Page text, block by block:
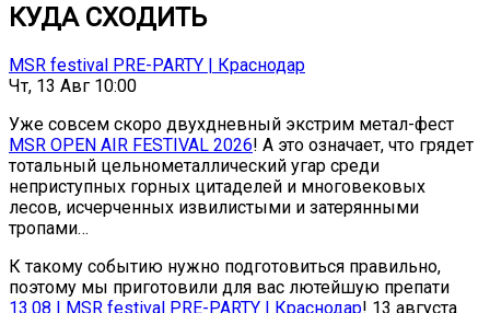
КУДА СХОДИТЬ
MSR festival PRE-PARTY | Краснодар
Чт, 13 Авг 10:00
Уже совсем скоро двухдневный экстрим метал-фест
MSR OPEN AIR FESTIVAL 2026! А это означает, что грядет
тотальный цельнометаллический угар среди
неприступных горных цитаделей и многовековых
лесов, исчерченных извилистыми и затерянными
тропами…
К такому событию нужно подготовиться правильно,
поэтому мы приготовили для вас лютейшую препати
13.08 | MSR festival PRE-PARTY | Краснодар! 13 августа